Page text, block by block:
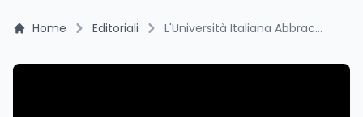
Home Editoriali L'Università Italiana Abbraccia l'Intelligenza Artificiale: Un Passo Verso il Futuro dell'Istruzione